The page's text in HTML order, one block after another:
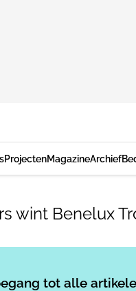
ProjectenMagazineArchief
wint Benelux
tot alle